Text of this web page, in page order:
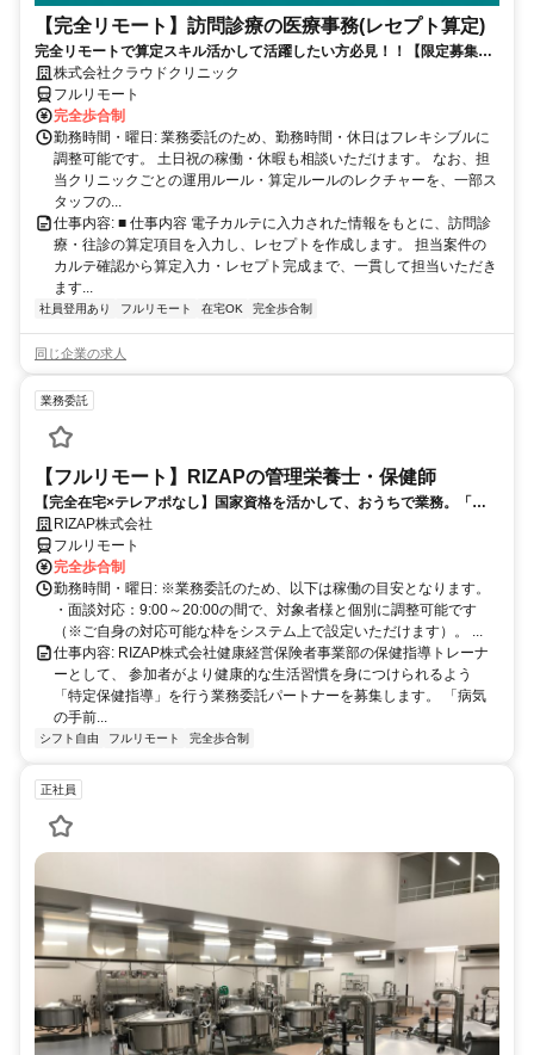
【完全リモート】訪問診療の医療事務(レセプト算定)
完全リモートで算定スキル活かして活躍したい方必見！！【限定募集】
完全リモート｜在宅医療レセプト算定（成果報酬型／業務委託）
株式会社クラウドクリニック
フルリモート
完全歩合制
勤務時間・曜日: 業務委託のため、勤務時間・休日はフレキシブルに
調整可能です。 土日祝の稼働・休暇も相談いただけます。 なお、担
当クリニックごとの運用ルール・算定ルールのレクチャーを、一部ス
タッフの...
仕事内容: ■ 仕事内容 電子カルテに入力された情報をもとに、訪問診
療・往診の算定項目を入力し、レセプトを作成します。 担当案件の
カルテ確認から算定入力・レセプト完成まで、一貫して担当いただき
ます...
社員登用あり フルリモート 在宅OK 完全歩合制
同じ企業の求人
業務委託
【フルリモート】RIZAPの管理栄養士・保健師
【完全在宅×テレアポなし】国家資格を活かして、おうちで業務。「も
う一つの安心」を。主婦・Wワーカー活躍中！「平日の日中だけ」「夕
方以降の数時間だけ」など、生活リズムに合わせた時間調整が可能で
す。1件ごとの成果報酬型だから、頑張った分だけ手応えのある収入
に。充実のサポート体制で、安心の在宅ワークを始めませんか？
RIZAP株式会社
フルリモート
完全歩合制
勤務時間・曜日: ※業務委託のため、以下は稼働の目安となります。
・面談対応：9:00～20:00の間で、対象者様と個別に調整可能です
（※ご自身の対応可能な枠をシステム上で設定いただけます）。 ...
仕事内容: RIZAP株式会社健康経営保険者事業部の保健指導トレーナ
ーとして、 参加者がより健康的な生活習慣を身につけられるよう
「特定保健指導」を行う業務委託パートナーを募集します。 「病気
の手前...
シフト自由 フルリモート 完全歩合制
正社員